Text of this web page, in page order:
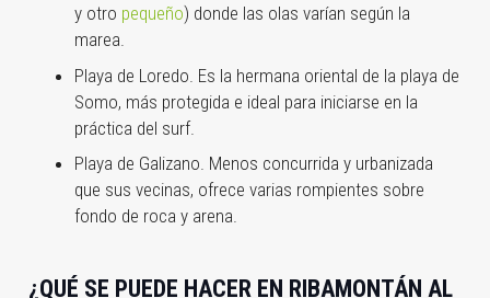
y otro pequeño) donde las olas varían según la
marea.
Playa de Loredo. Es la hermana oriental de la playa de
Somo, más protegida e ideal para iniciarse en la
práctica del surf.
Playa de Galizano. Menos concurrida y urbanizada
que sus vecinas, ofrece varias rompientes sobre
fondo de roca y arena.
¿QUÉ SE PUEDE HACER EN RIBAMONTÁN AL